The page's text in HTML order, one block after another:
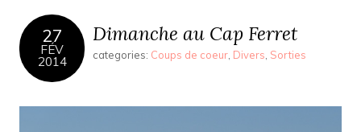
27
FÉV
2014
Dimanche au Cap Ferret
categories: Coups de coeur Divers Sorties